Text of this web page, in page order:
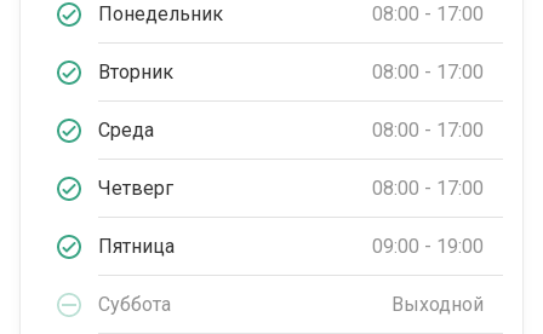
Понедельник 08:00 - 17:00
Вторник 08:00 - 17:00
Среда 08:00 - 17:00
Четверг 08:00 - 17:00
Пятница 09:00 - 19:00
Суббота Выходной